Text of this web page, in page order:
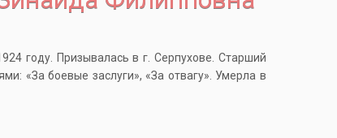
году. Призывалась в г. Серпухове. Старший
«За боевые заслуги», «За отвагу». Умерла в